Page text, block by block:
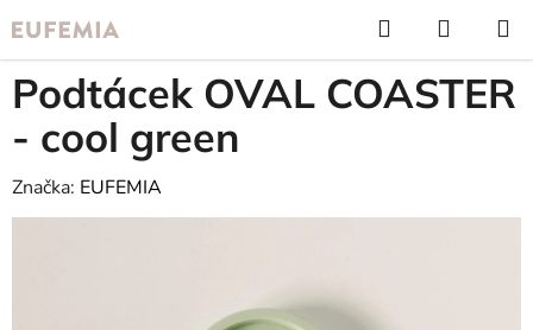
na
obsah
Hledat
KOŠÍK
Podtácek OVAL COASTER
- cool green
Značka: EUFEMIA